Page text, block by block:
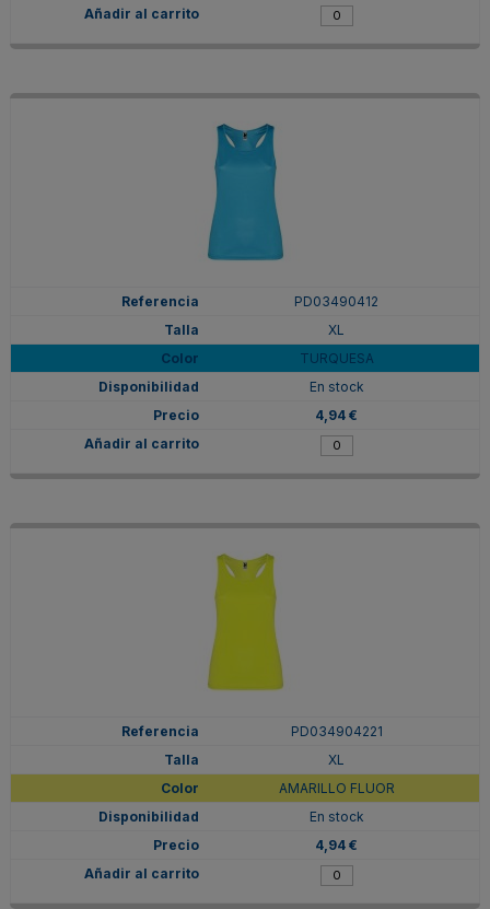
PD03490412
XL
TURQUESA
En stock
4,94 €
PD034904221
XL
AMARILLO FLUOR
En stock
4,94 €